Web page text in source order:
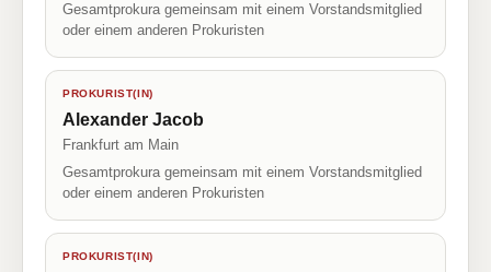
Gesamtprokura gemeinsam mit einem Vorstandsmitglied
oder einem anderen Prokuristen
PROKURIST(IN)
Alexander Jacob
Frankfurt am Main
Gesamtprokura gemeinsam mit einem Vorstandsmitglied
oder einem anderen Prokuristen
PROKURIST(IN)